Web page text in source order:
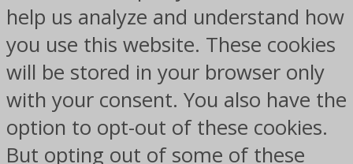
help us analyze and understand how
you use this website. These cookies
will be stored in your browser only
with your consent. You also have the
option to opt-out of these cookies.
But opting out of some of these